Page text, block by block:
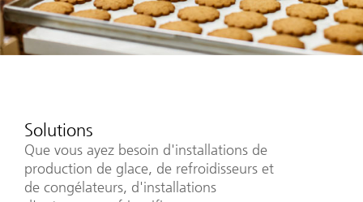
Solutions
Que vous ayez besoin d'installations de
production de glace, de refroidisseurs et
de congélateurs, d'installations